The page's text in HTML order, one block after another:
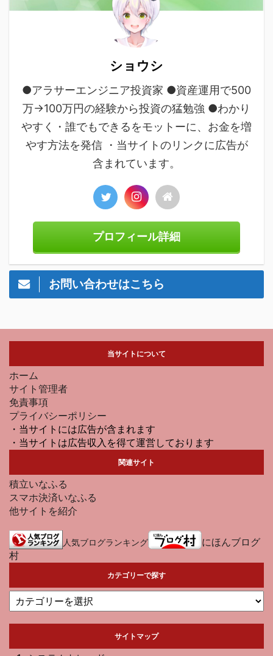
ショウシ
●アラサーエンジニア投資家 ●資産運用で500
万→100万円の経験から投資の猛勉強 ●わかり
やすく・誰でもできるをモットーに、お金を増
やす方法を発信 ・当サイトのリンクに広告が
含まれています。
プロフィール詳細
お問い合わせはこちら
当サイトについて
ホーム
サイト管理者
免責事項
プライバシーポリシー
・当サイトには広告が含まれます
・当サイトは広告収入を得て運営しております
関連サイト
積立いなふる
スマホ決済いなふる
他サイトを紹介
人気ブログランキング
にほんブログ
村
カテゴリーで探す
サイトマップ